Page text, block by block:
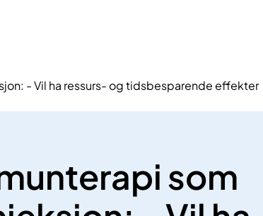
- Vil ha ressurs- og tidsbesparende effekter
som